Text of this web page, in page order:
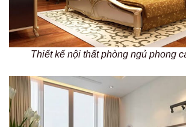
Thiết kế nội thất phòng ngủ phong